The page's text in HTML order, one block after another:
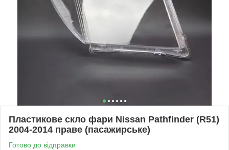
Пластикове скло фари Nissan Pathfinder (R51)
2004-2014 праве (пасажирське)
Готово до відправки